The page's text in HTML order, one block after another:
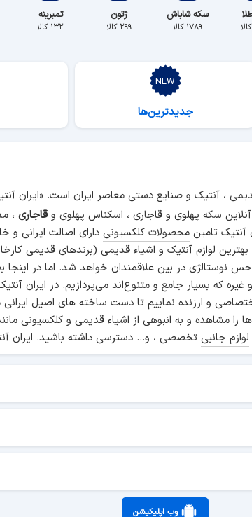
سکه شاباش
۱۷۸۹ کالا
ژتون
۲۹۹ کالا
تمبرینه
۱۳۲ کالا
جدیدترین‌ها
، آنتیک و صنایع دستی معاصر ایران است.
سکه پهلوی و قاجاری ، اسکناس پهلوی وقاجاری ،
آنتیک تامین محصولات کلکسیونی دارای اصالت ایرانی
لوازم آنتیک و اشیاء قدیمی (برندهای قدیمی
نوستالژی در بین علاقمندان خواهد شد. اما در
و غیره که بسیار جامع و متنوع‌اند می‌پردازیم. در
و ارزنده نماییم تا دست ساخته های اصیل ایرانی
را مشاهده و به انبوهی از اشیاء قدیمی و کلکسیونی
لوازم جانبی تخصصی ، و... دسترسی داشته باشید. ایران
وب اپلیکیشن